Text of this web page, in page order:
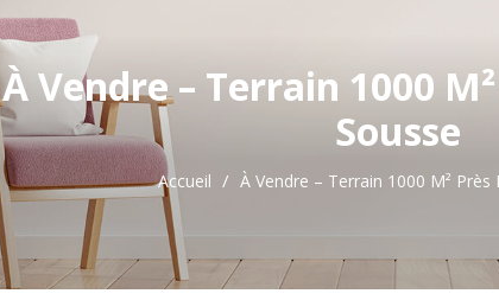
À Vendre – Terrain 1000
Sousse
Accueil À Vendre – Terrain 1000 M²